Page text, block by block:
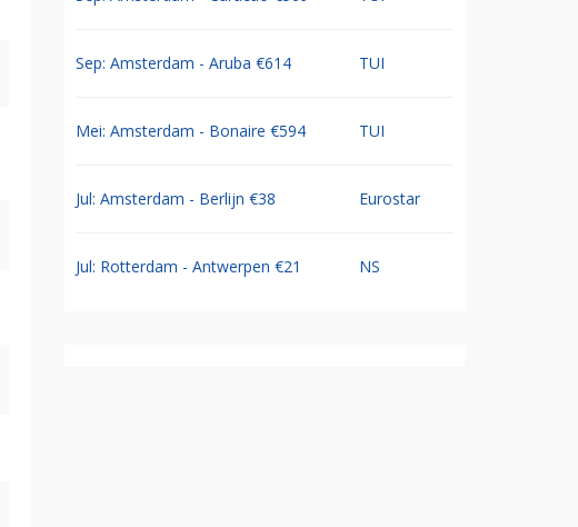
Sep: Amsterdam - Aruba €614 TUI
Mei: Amsterdam - Bonaire €594 TUI
Jul: Amsterdam - Berlijn €38 Eurostar
Jul: Rotterdam - Antwerpen €21 NS